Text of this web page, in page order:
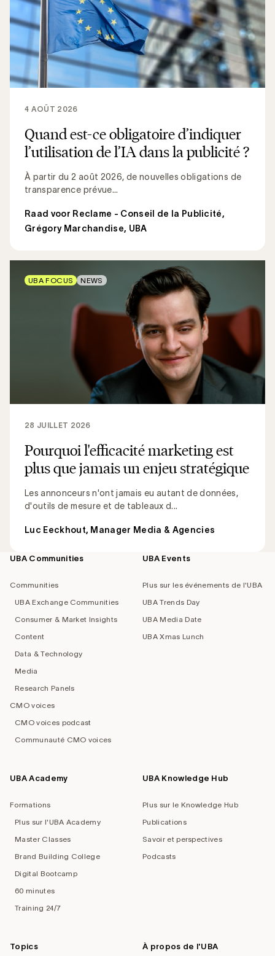
Quand est-ce obligatoire d’indiquer
l’utilisation de l’IA dans la publicité ?
À partir du 2 août 2026, de nouvelles obligations de
transparence prévue...
4 AOÛT 2026
Raad voor Reclame - Conseil de la Publicité,
Grégory Marchandise, UBA
Pourquoi l'efficacité marketing est
plus que jamais un enjeu stratégique
Les annonceurs n'ont jamais eu autant de données,
d'outils de mesure et de tableaux d...
28 JUILLET 2026
Luc Eeckhout, Manager Media & Agencies
UBA FOCUS NEWS
Footer
UBA Communities
Communities
UBA Exchange Communities
Consumer & Market Insights
Content
Data & Technology
Media
Research Panels
CMO voices
CMO voices podcast
Communauté CMO voices
UBA Events
Plus sur les événements de l'UBA
UBA Trends Day
UBA Media Date
UBA Xmas Lunch
UBA Academy
Formations
Plus sur l'UBA Academy
Master Classes
Brand Building College
Digital Bootcamp
60 minutes
Training 24/7
UBA Knowledge Hub
Plus sur le Knowledge Hub
Publications
Savoir et perspectives
Podcasts
Topics À propos de l'UBA